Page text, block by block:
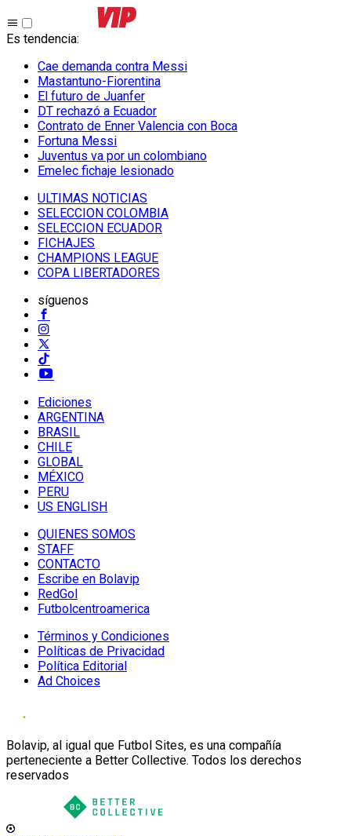
Es tendencia:
Cae demanda contra Messi
Mastantuno-Fiorentina
El futuro de Juanfer
DT rechazó a Ecuador
Contrato de Enner Valencia con Boca
Fortuna Messi
Juventus va por un colombiano
Emelec fichaje lesionado
ULTIMAS NOTICIAS
SELECCION COLOMBIA
SELECCION ECUADOR
FICHAJES
CHAMPIONS LEAGUE
COPA LIBERTADORES
síguenos
Ediciones
ARGENTINA
BRASIL
CHILE
GLOBAL
MÉXICO
PERU
US ENGLISH
QUIENES SOMOS
STAFF
CONTACTO
Escribe en Bolavip
RedGol
Futbolcentroamerica
Términos y Condiciones
Políticas de Privacidad
Política Editorial
Ad Choices
Bolavip, al igual que Futbol Sites, es una compañía
perteneciente a Better Collective. Todos los derechos
reservados